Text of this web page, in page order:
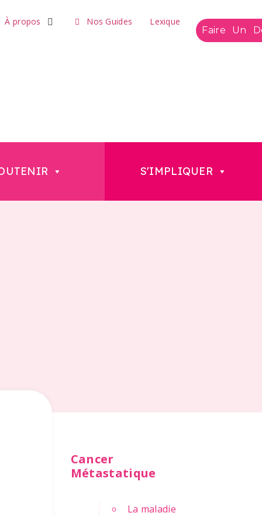
À propos Nos Guides Lexique
Faire Un
S'IMPLIQUER
Cancer
Métastatique
La maladie